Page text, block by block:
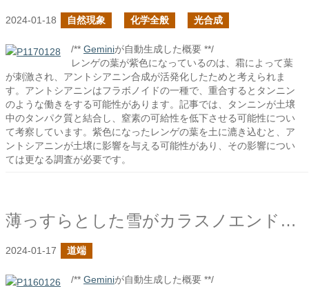
2024-01-18 自然現象 化学全般 光合成
/** Geminiが自動生成した概要 **/
レンゲの葉が紫色になっているのは、霜によって葉
が刺激され、アントシアニン合成が活発化したためと考えられま
す。アントシアニンはフラボノイドの一種で、重合するとタンニン
のような働きをする可能性があります。記事では、タンニンが土壌
中のタンパク質と結合し、窒素の可給性を低下させる可能性につい
て考察しています。紫色になったレンゲの葉を土に漉き込むと、ア
ントシアニンが土壌に影響を与える可能性があり、その影響につい
ては更なる調査が必要です。
薄っすらとした雪がカラスノエンドウの強さを際立たせる
2024-01-17 道端
/** Geminiが自動生成した概要 **/